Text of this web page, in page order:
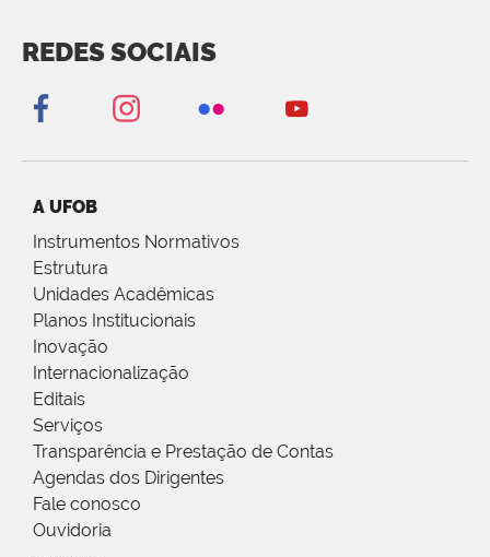
REDES SOCIAIS
A UFOB
Instrumentos Normativos
Estrutura
Unidades Acadêmicas
Planos Institucionais
Inovação
Internacionalização
Editais
Serviços
Transparência e Prestação de Contas
Agendas dos Dirigentes
Fale conosco
Ouvidoria